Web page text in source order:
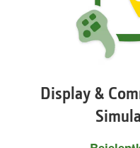
Display &